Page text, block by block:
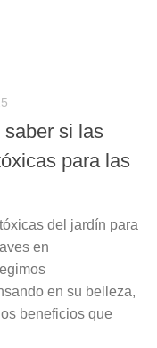
si las
para las
del jardín para
en
en su belleza,
beneficios que